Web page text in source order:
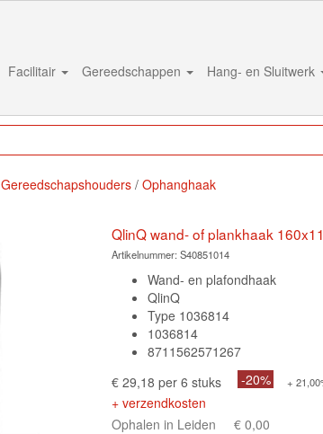
Facilitair Gereedschappen Hang- en Sluitwerk
Gereedschapshouders Ophanghaak
QlinQ wand- of plankhaak
Artikelnummer: S40851014
Wand- en plafondhaak
QlinQ
Type 1036814
1036814
8711562571267
€ 29,18 per 6 stuks
-20% +
+ verzendkosten
Ophalen in Leiden
€ 0,00